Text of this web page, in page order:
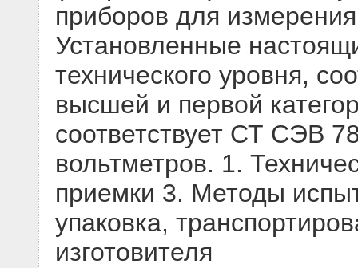
приборов для
Установленные
технического уровня,
высшей и первой
соответствует СТ СЭВ
вольтметров. 1.
приемки 3. Методы
упаковка,
изготовителя